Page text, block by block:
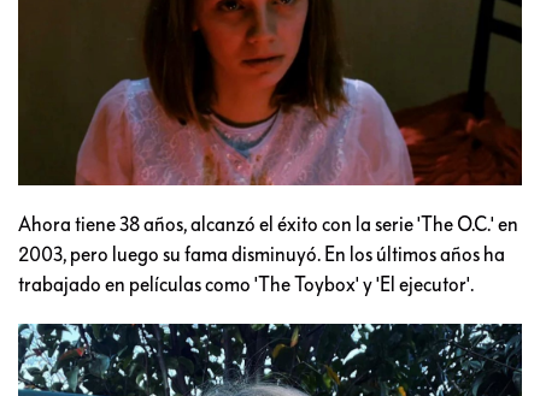
Ahora tiene 38 años, alcanzó el éxito con la serie 'The O.C.' en
2003, pero luego su fama disminuyó. En los últimos años ha
trabajado en películas como 'The Toybox' y 'El ejecutor'.